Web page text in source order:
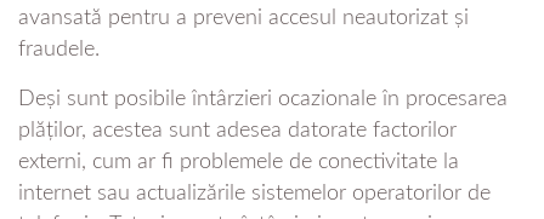
avansată pentru a preveni accesul neautorizat și
fraudele.
Deși sunt posibile întârzieri ocazionale în procesarea
plăților, acestea sunt adesea datorate factorilor
externi, cum ar fi problemele de conectivitate la
internet sau actualizările sistemelor operatorilor de